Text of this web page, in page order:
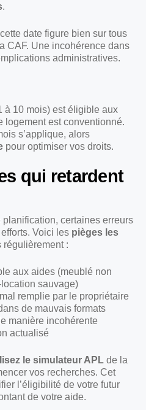
.
date figure bien sur tous
CAF. Une incohérence dans
administratives.
à 10 mois) est éligible aux
logement est conventionné.
s’applique, alors
pour optimiser vos droits.
qui retardent
certaines erreurs
Voici les pièges les
régulièrement :
aux aides (meublé non
sauvage)
remplie par le propriétaire
de mauvais formats
manière incohérente
actualisé
le simulateur APL de la
vos recherches. Cet
l’éligibilité de votre futur
de votre aide.